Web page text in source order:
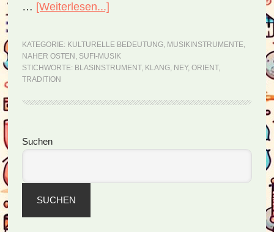
… [Weiterlesen...]
ein
Hauch
KATEGORIE: KULTURELLE BEDEUTUNG, MUSIKINSTRUMENTE,
NAHER OSTEN , SUFI-MUSIK
STICHWORTE: BLASINSTRUMENT, KLANG, NEY, ORIENT,
TRADITION
Seitenspalte
Suchen
SUCHEN